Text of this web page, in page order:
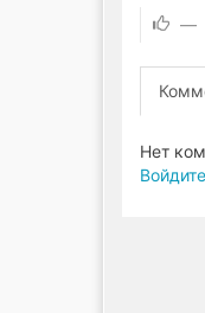
—
Нет
Войдите